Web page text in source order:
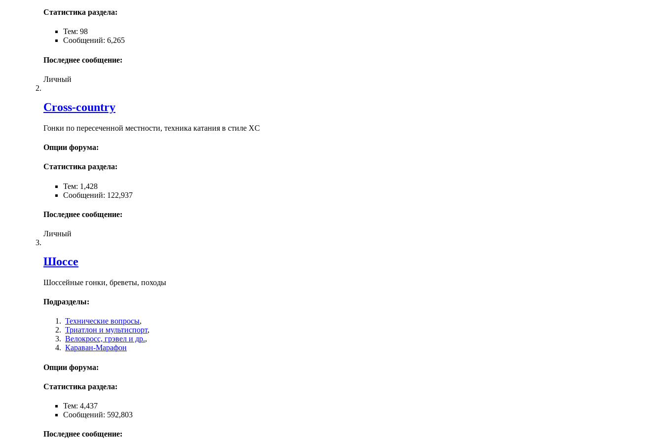
Статистика раздела:
Тем: 98
Сообщений: 6,265
Последнее сообщение:
Личный
Cross-сountry
Гонки по пересеченной местности, техника катания в стиле XC
Опции форума:
Статистика раздела:
Тем: 1,428
Сообщений: 122,937
Последнее сообщение:
Личный
Шоссе
Шоссейные гонки, бреветы, походы
Подразделы:
Технические вопросы,
Триатлон и мультиспорт,
Велокросc, грэвел и др.,
Караван-Марафон
Опции форума:
Статистика раздела:
Тем: 4,437
Сообщений: 592,803
Последнее сообщение: